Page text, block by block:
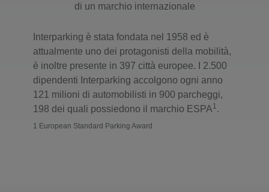
di un marchio internazionale
Interparking è stata fondata nel 1958 ed è
attualmente uno dei protagonisti della mobilità,
è inoltre presente in 397 città europee. I 2.500
dipendenti Interparking accolgono ogni anno
121 milioni di automobilisti in 900 parcheggi,
198 dei quali possiedono il marchio ESPA1 .
1 European Standard Parking Award